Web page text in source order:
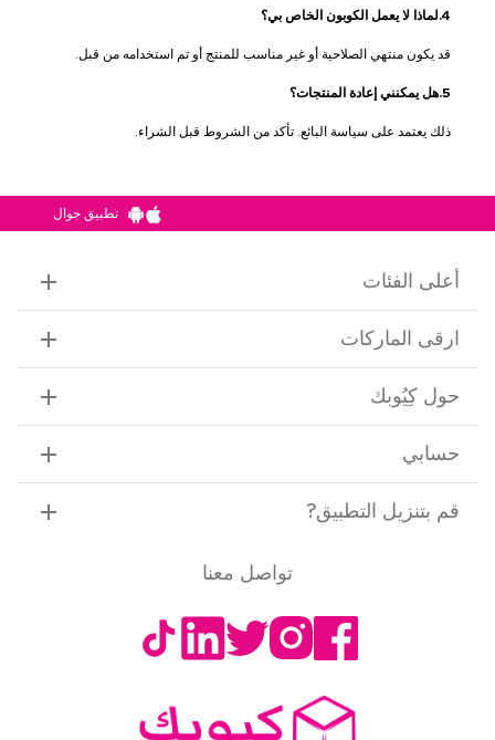
4.لماذا لا يعمل الكوبون الخاص بي؟
قد يكون منتهي الصلاحية أو غير مناسب للمنتج أو تم استخدامه من قبل.
5.هل يمكنني إعادة المنتجات؟
ذلك يعتمد على سياسة البائع. تأكد من الشروط قبل الشراء.
تطبيق جوال
أعلى الفئات
ارقى الماركات
حول كِيُوبك
حسابي
قم بتنزيل التطبيق?
تواصل معنا